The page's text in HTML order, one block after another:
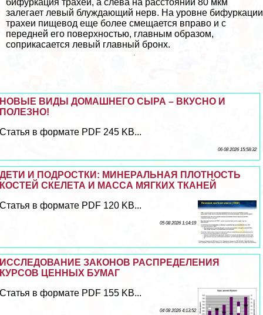
бифуркация трахеи, а слева на расстоянии 80 мкм
залегает левый блуждающий нерв. На уровне бифуркации
трахеи пищевод еще более смещается вправо и с
передней его поверхностью, главным образом,
соприкасается левый главный бронх.
НОВЫЕ ВИДЫ ДОМАШНЕГО СЫРА – ВКУСНО И
ПОЛЕЗНО!
Статья в формате PDF 245 KB...
06 08 2026 15:58:32
ДЕТИ И ПОДРОСТКИ: МИНЕРАЛЬНАЯ ПЛОТНОСТЬ
КОСТЕЙ СКЕЛЕТА И МАССА МЯГКИХ ТКАНЕЙ
Статья в формате PDF 120 KB...
05 08 2026 1:14:19
ИССЛЕДОВАНИЕ ЗАКОНОВ РАСПРЕДЕЛЕНИЯ
КУРСОВ ЦЕННЫХ БУМАГ
Статья в формате PDF 155 KB...
04 08 2026 4:13:52